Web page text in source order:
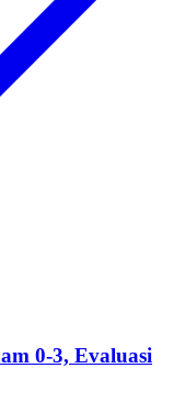
0-3, Evaluasi